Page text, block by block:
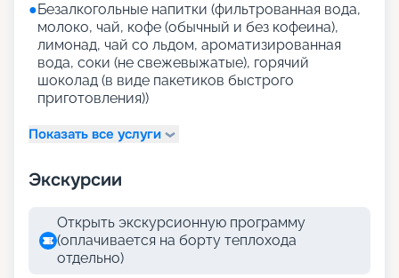
●Безалкогольные напитки (фильтрованная вода,
молоко, чай, кофе (обычный и без кофеина),
лимонад, чай со льдом, ароматизированная
вода, соки (не свежевыжатые), горячий
шоколад (в виде пакетиков быстрого
приготовления))
Показать все услуги
Экскурсии
Открыть экскурсионную программу
(оплачивается на борту теплохода
отдельно)